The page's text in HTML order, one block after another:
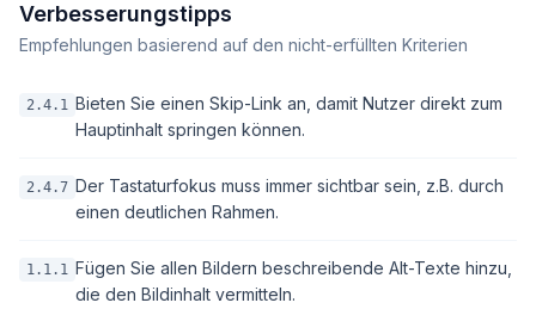
Verbesserungstipps
Empfehlungen basierend auf den nicht-erfüllten Kriterien
2.4.1 Bieten Sie einen Skip-Link an, damit Nutzer direkt zum
Hauptinhalt springen können.
2.4.7 Der Tastaturfokus muss immer sichtbar sein, z.B. durch
einen deutlichen Rahmen.
1.1.1 Fügen Sie allen Bildern beschreibende Alt-Texte hinzu,
die den Bildinhalt vermitteln.